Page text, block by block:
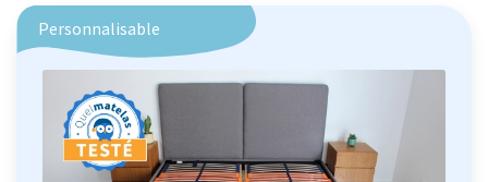
Personnalisable